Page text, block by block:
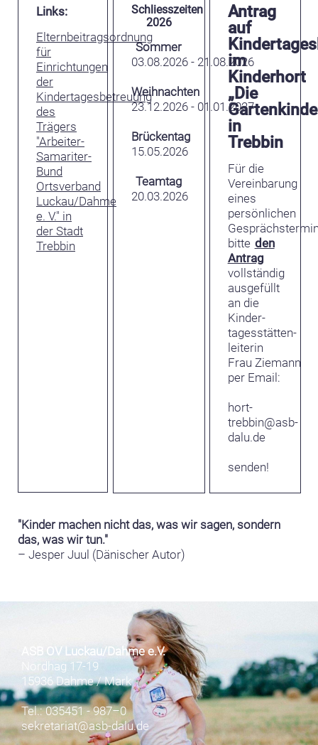
Links:
Elternbeitragsordnung
für
Einrichtungen
der
Kindertagesbetreuung
des
Trägers
"Arbeiter-
Samariter-
Bund
Ortsverband
Luckau/Dahme
e. V." in
der Stadt
Trebbin
Schliesszeiten
2026
Sommer
03.08.2026 - 21.08.2026
Weihnachten
23.12.2026 - 01.01.2027
Brückentag
15.05.2026
Teamtag
20.03.2026
Antrag
auf
im
Kinderhort
„Die
in
Trebbin
Für die
Vereinbarung
eines
persönlichen
bitte den
Antrag
vollständig
ausgefüllt
an die
Kinder­
tagesstätten­
leiterin
Frau Ziemann
per Email:
hort-
trebbin@asb-
dalu.de
senden!
"Kinder machen nicht das, was wir sagen, sondern
das, was wir tun."
– Jesper Juul (Dänischer Autor)
ASB OV Luckau/Dahme e.V.
Nordhag 17-19
15936 Dahme / Mark
Tel.: 035451 - 987–0
sekretariat@asb-dalu.de